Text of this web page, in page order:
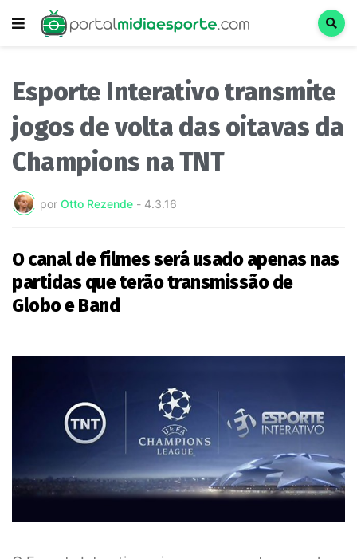
Esporte Interativo transmite
jogos de volta das oitavas da
Champions na TNT
por Otto Rezende - 4.3.16
O canal de filmes será usado apenas nas
partidas que terão transmissão de
Globo e Band